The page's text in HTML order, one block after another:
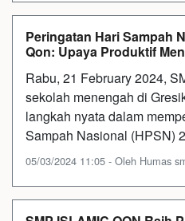
Peringatan Hari Sampah
Qon: Upaya Produktif
Rabu, 21 February 2024,
sekolah menengah di
langkah nyata dalam
Sampah Nasional (HPSN)
05/03/2024 11:05 - Oleh Humas